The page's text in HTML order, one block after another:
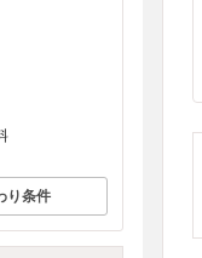
り条件